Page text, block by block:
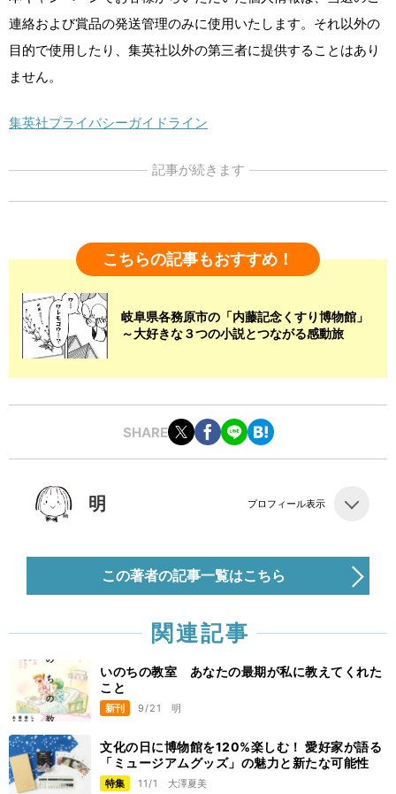
連絡および賞品の発送管理のみに使用いたします。それ以外の
目的で使用したり、集英社以外の第三者に提供することはあり
ません。
集英社プライバシーガイドライン
記事が続きます
こちらの記事もおすすめ！
岐阜県各務原市の「内藤記念くすり博物館」
～大好きな３つの小説とつながる感動旅
SHARE
明 プロフィール表示
この著者の記事一覧はこちら
関連記事
いのちの教室 あなたの最期が私に教えてくれた
こと
新刊 9/21 明
文化の日に博物館を120%楽しむ！ 愛好家が語る
「ミュージアムグッズ」の魅力と新たな可能性
特集 11/1 大澤夏美